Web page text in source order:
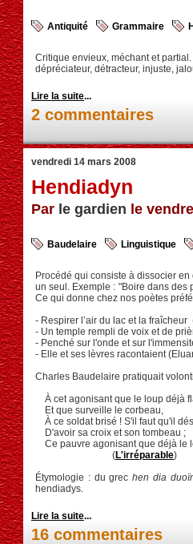
Antiquité Grammaire
Critique envieux, méchant et
dépréciateur, détracteur, injuste,
Lire la suite...
2 commentaires
vendredi 14 mars 2008
Hendiadyn
Par le gardien le
Baudelaire Linguistique
Procédé qui consiste à dissocier
un seul. Exemple : "Boire dans des
Ce qui donne chez nos poètes
- Respirer l’air du lac et la fraîcheur
- Un temple rempli de voix et de
- Penché sur l'onde et sur
- Elle et ses lèvres racontaient
Charles Baudelaire pratiquait
À cet agonisant que le loup déjà
Et que surveille le corbeau,
À ce soldat brisé ! S'il faut qu'il
D'avoir sa croix et son tombeau ;
Ce pauvre agonisant que déjà le
(L'irréparable)
Étymologie : du grechen dia
hendiadys.
Lire la suite...
16 commentaires